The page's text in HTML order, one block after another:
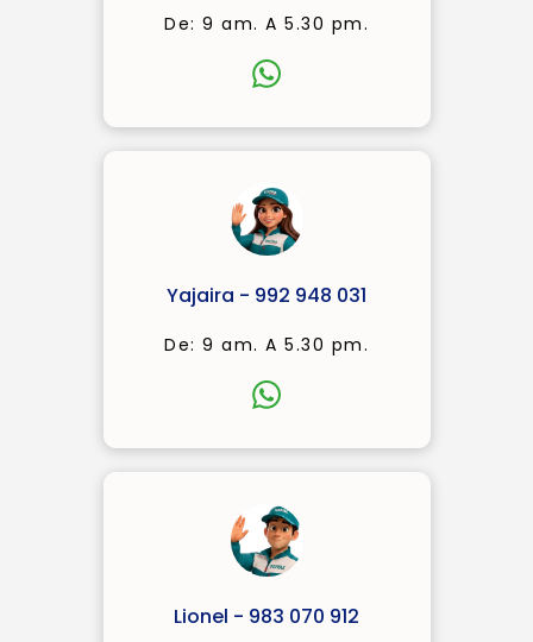
De: 9 am. A 5.30 pm.
Yajaira - 992 948 031
De: 9 am. A 5.30 pm.
Lionel - 983 070 912